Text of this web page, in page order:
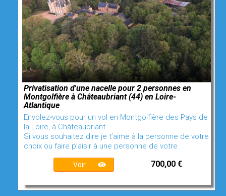
Privatisation d'une nacelle pour 2 personnes en
Montgolfière à Châteaubriant (44) en Loire-
Atlantique
Envolez-vous pour un vol en Montgolfière des Pays de
la Loire, à Châteaubriant
Si vous souhaitez dire je t’aime à la personne de votre
choix ou faire plaisir à une personne de votre
Voir 700,00 €